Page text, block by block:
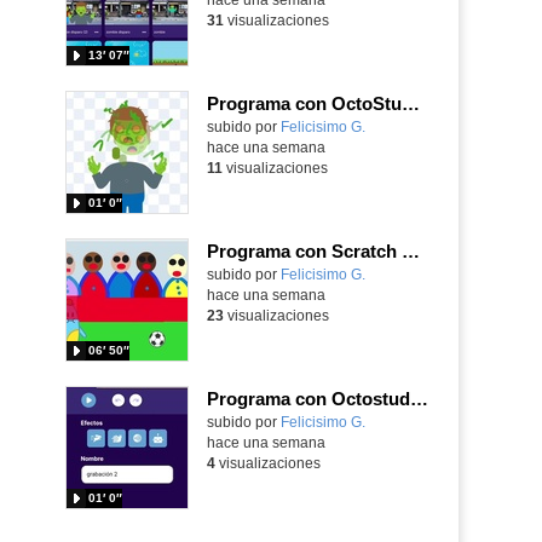
13′ 07″
31 visualizaciones
Programa con OctoStudio, un juego homenajeando al House of the dead con Zombies
Contenido educativo.
subido por Felicisimo G.
01′ 0″
hace una semana
11 visualizaciones
Programa con Scratch Jr una barrera que se desplaza para dar sensación de movimiento
Contenido educativo.
subido por Felicisimo G.
06′ 50″
hace una semana
23visualizaciones
Programa con Octostudio, una animación utilizando la cámara para una foto y audio y texto para comunicar.
Contenido educativo.
subido por Felicisimo G.
01′ 0″
hace una semana
4visualizaciones